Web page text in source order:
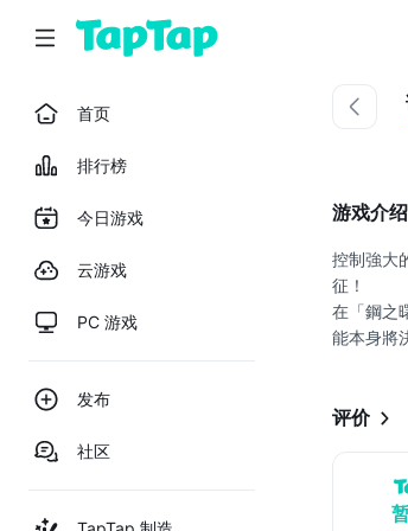
首页
排行榜
今日游戏
云游戏
PC 游戏
发布
社区
游戏介绍
控制強大
征！
在「鋼之
能本身將
控方式，
评价